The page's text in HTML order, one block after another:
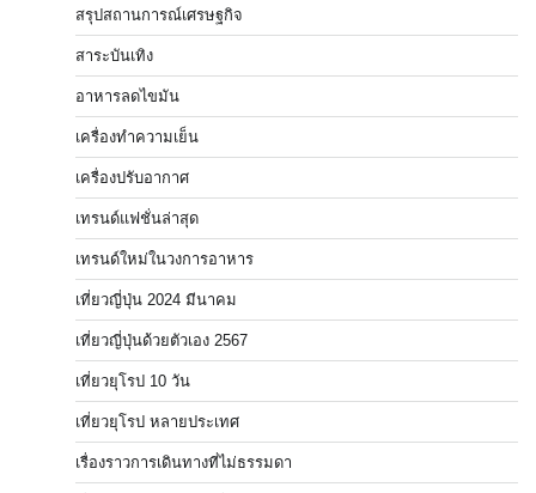
สรุปสถานการณ์เศรษฐกิจ
สาระบันเทิง
อาหารลดไขมัน
เครื่องทำความเย็น
เครื่องปรับอากาศ
เทรนด์แฟชั่นล่าสุด
เทรนด์ใหม่ในวงการอาหาร
เที่ยวญี่ปุ่น 2024 มีนาคม
เที่ยวญี่ปุ่นด้วยตัวเอง 2567
เที่ยวยุโรป 10 วัน
เที่ยวยุโรป หลายประเทศ
เรื่องราวการเดินทางที่ไม่ธรรมดา